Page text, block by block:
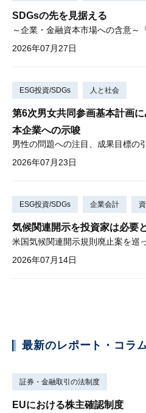
SDGsの先を見据える
2026年07月27日
ESG投資/SDGs 人と社会
第6次男女共同参画基本計画
本企業への示唆
2026年07月23日
ESG投資/SDGs 企業会計
気候関連開示を投資家は必要
2026年07月14日
最新のレポート・コラ
証券・金融取引の法制度
EUにおける株主確認制度